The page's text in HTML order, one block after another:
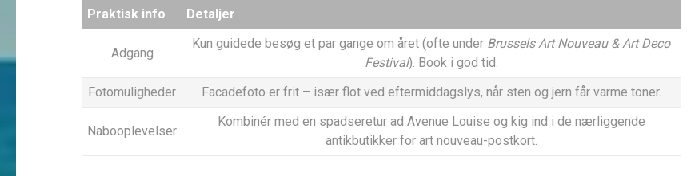
Praktisk info Detaljer
Adgang
Kun guidede besøg et par gange om året (ofte under Brussels Art Nouveau & Art Deco
Festival). Book i god tid.
Fotomuligheder
Facadefoto er frit – især flot ved eftermiddagslys, når sten og jern får varme toner.
Nabooplevelser
Kombinér med en spadseretur ad Avenue Louise og kig ind i de nærliggende
antikbutikker for art nouveau-postkort.